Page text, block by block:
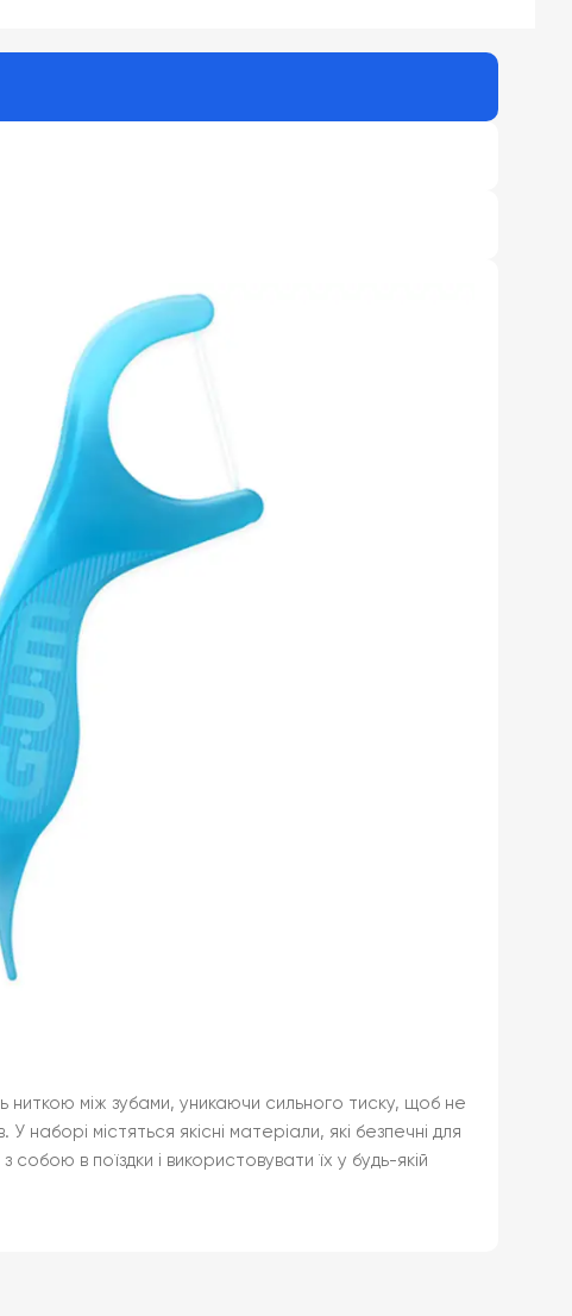
ниткою між зубами, уникаючи сильного тиску, щоб не
містяться якісні матеріали, які безпечні для
в поїздки і використовувати їх у будь-якій